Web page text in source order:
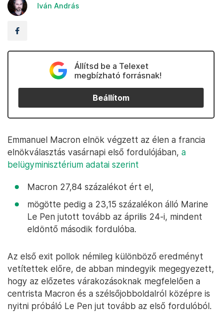
Iván András
Állítsd be a Telexet
megbízható forrásnak!
Beállítom
Emmanuel Macron elnök végzett az élen a francia
elnökválasztás vasárnapi első fordulójában, a
belügyminisztérium adatai szerint
Macron 27,84 százalékot ért el,
mögötte pedig a 23,15 százalékon álló Marine
Le Pen jutott tovább az április 24-i, mindent
eldöntő második fordulóba.
Az első exit pollok némileg különböző eredményt
vetítettek előre, de abban mindegyik megegyezett,
hogy az előzetes várakozásoknak megfelelően a
centrista Macron és a szélsőjobboldalról középre is
nyitni próbáló Le Pen jut tovább az első fordulóból.